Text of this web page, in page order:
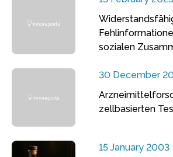
sozialen
30 December
zellbasierten
15 January 2003